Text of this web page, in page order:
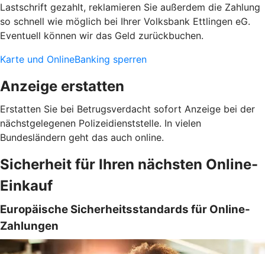
Lastschrift gezahlt, reklamieren Sie außerdem die Zahlung
so schnell wie möglich bei Ihrer Volksbank Ettlingen eG.
Eventuell können wir das Geld zurückbuchen.
Karte und OnlineBanking sperren
Anzeige erstatten
Erstatten Sie bei Betrugsverdacht sofort Anzeige bei der
nächstgelegenen Polizeidienststelle. In vielen
Bundesländern geht das auch online.
Sicherheit für Ihren nächsten Online-
Einkauf
Europäische Sicherheitsstandards für Online-
Zahlungen